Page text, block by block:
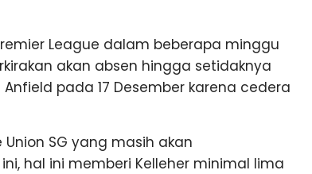
League dalam beberapa minggu
akan absen hingga setidaknya
pada 17 Desember karena cedera
SG yang masih akan
hal ini memberi Kelleher minimal lima